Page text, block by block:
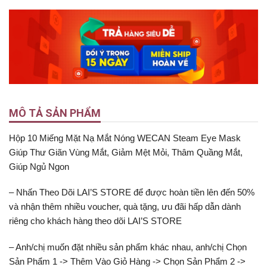
MÔ TẢ SẢN PHẨM
Hộp 10 Miếng Mặt Nạ Mắt Nóng WECAN Steam Eye Mask
Giúp Thư Giãn Vùng Mắt, Giảm Mệt Mỏi, Thâm Quầng Mắt,
Giúp Ngủ Ngon
– Nhấn Theo Dõi LAI’S STORE để được hoàn tiền lên đến 50%
và nhận thêm nhiều voucher, quà tặng, ưu đãi hấp dẫn dành
riêng cho khách hàng theo dõi LAI’S STORE
– Anh/chị muốn đặt nhiều sản phẩm khác nhau, anh/chị Chọn
Sản Phẩm 1 -> Thêm Vào Giỏ Hàng -> Chọn Sản Phẩm 2 ->